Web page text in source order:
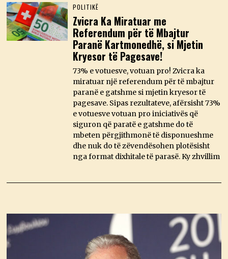
POLITIKË
Zvicra Ka Miratuar me
Referendum për të Mbajtur
Paranë Kartmonedhë, si Mjetin
Kryesor të Pagesave!
73% e votuesve, votuan pro! Zvicra ka
miratuar një referendum për të mbajtur
paranë e gatshme si mjetin kryesor të
pagesave. Sipas rezultateve, afërsisht 73%
e votuesve votuan pro iniciativës që
siguron që paratë e gatshme do të
mbeten përgjithmonë të disponueshme
dhe nuk do të zëvendësohen plotësisht
nga format dixhitale të parasë. Ky zhvillim